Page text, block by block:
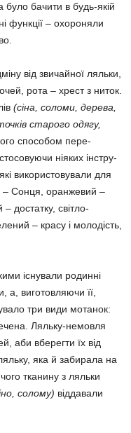
було бачити в будь-якій
функції – охороняли
від звичайної ляльки,
рота – хрест з ниток.
(сіна, соломи, дерева,
ста­рого одягу,
способом пе­ре­
ніяких інстру­
використо­вували для
– Сонця, оран­жевий –
достатку, світло-
– красу і моло­дість,
існували родинні
а, ви­готовляючи її,
три види мотанок:
Ляль­ку-немовля
аби вберегти їх від
яка й забирала на
тканину з ляльки
солому) віддавали